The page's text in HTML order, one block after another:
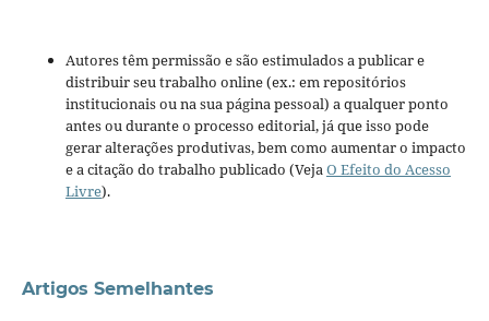
Autores têm permissão e são estimulados a publicar e
distribuir seu trabalho online (ex.: em repositórios
institucionais ou na sua página pessoal) a qualquer ponto
antes ou durante o processo editorial, já que isso pode
gerar alterações produtivas, bem como aumentar o impacto
e a citação do trabalho publicado (VejaO Efeito do Acesso
Livre).
Artigos Semelhantes